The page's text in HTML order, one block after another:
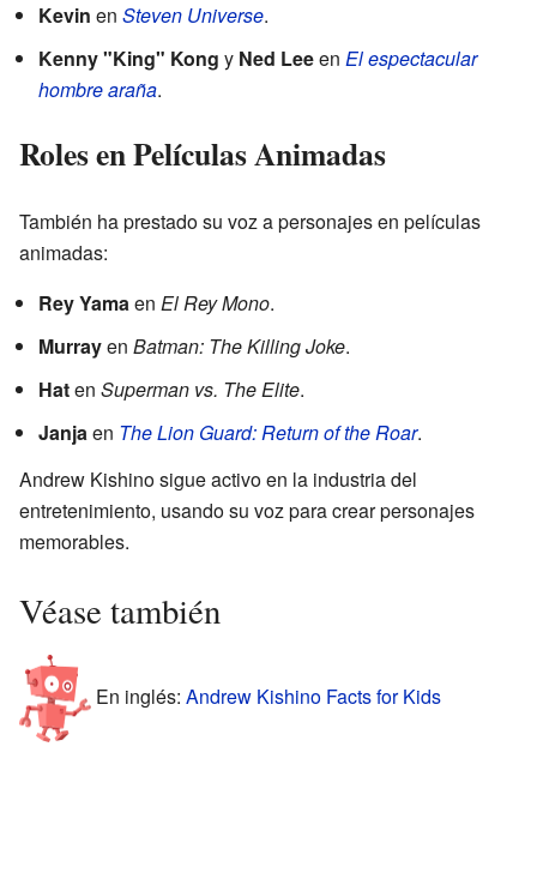
Kevin en Steven Universe.
Kenny "King" Kong y Ned Leeen El espectacular
hombre araña.
Roles en Películas Animadas
También ha prestado su voz a personajes en películas
animadas:
Rey Yamaen El Rey Mono.
Murrayen Batman: The Killing Joke.
Haten Superman vs. The Elite.
Janjaen The Lion Guard: Return of the Roar.
Andrew Kishino sigue activo en la industria del
entretenimiento, usando su voz para crear personajes
memorables.
Véase también
En inglés: Andrew Kishino Facts for Kids